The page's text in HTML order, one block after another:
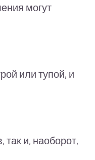
могут
или тупой, и
и, наоборот,